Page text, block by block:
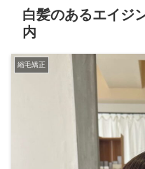
白髪のあるエイジ
内
縮毛矯正